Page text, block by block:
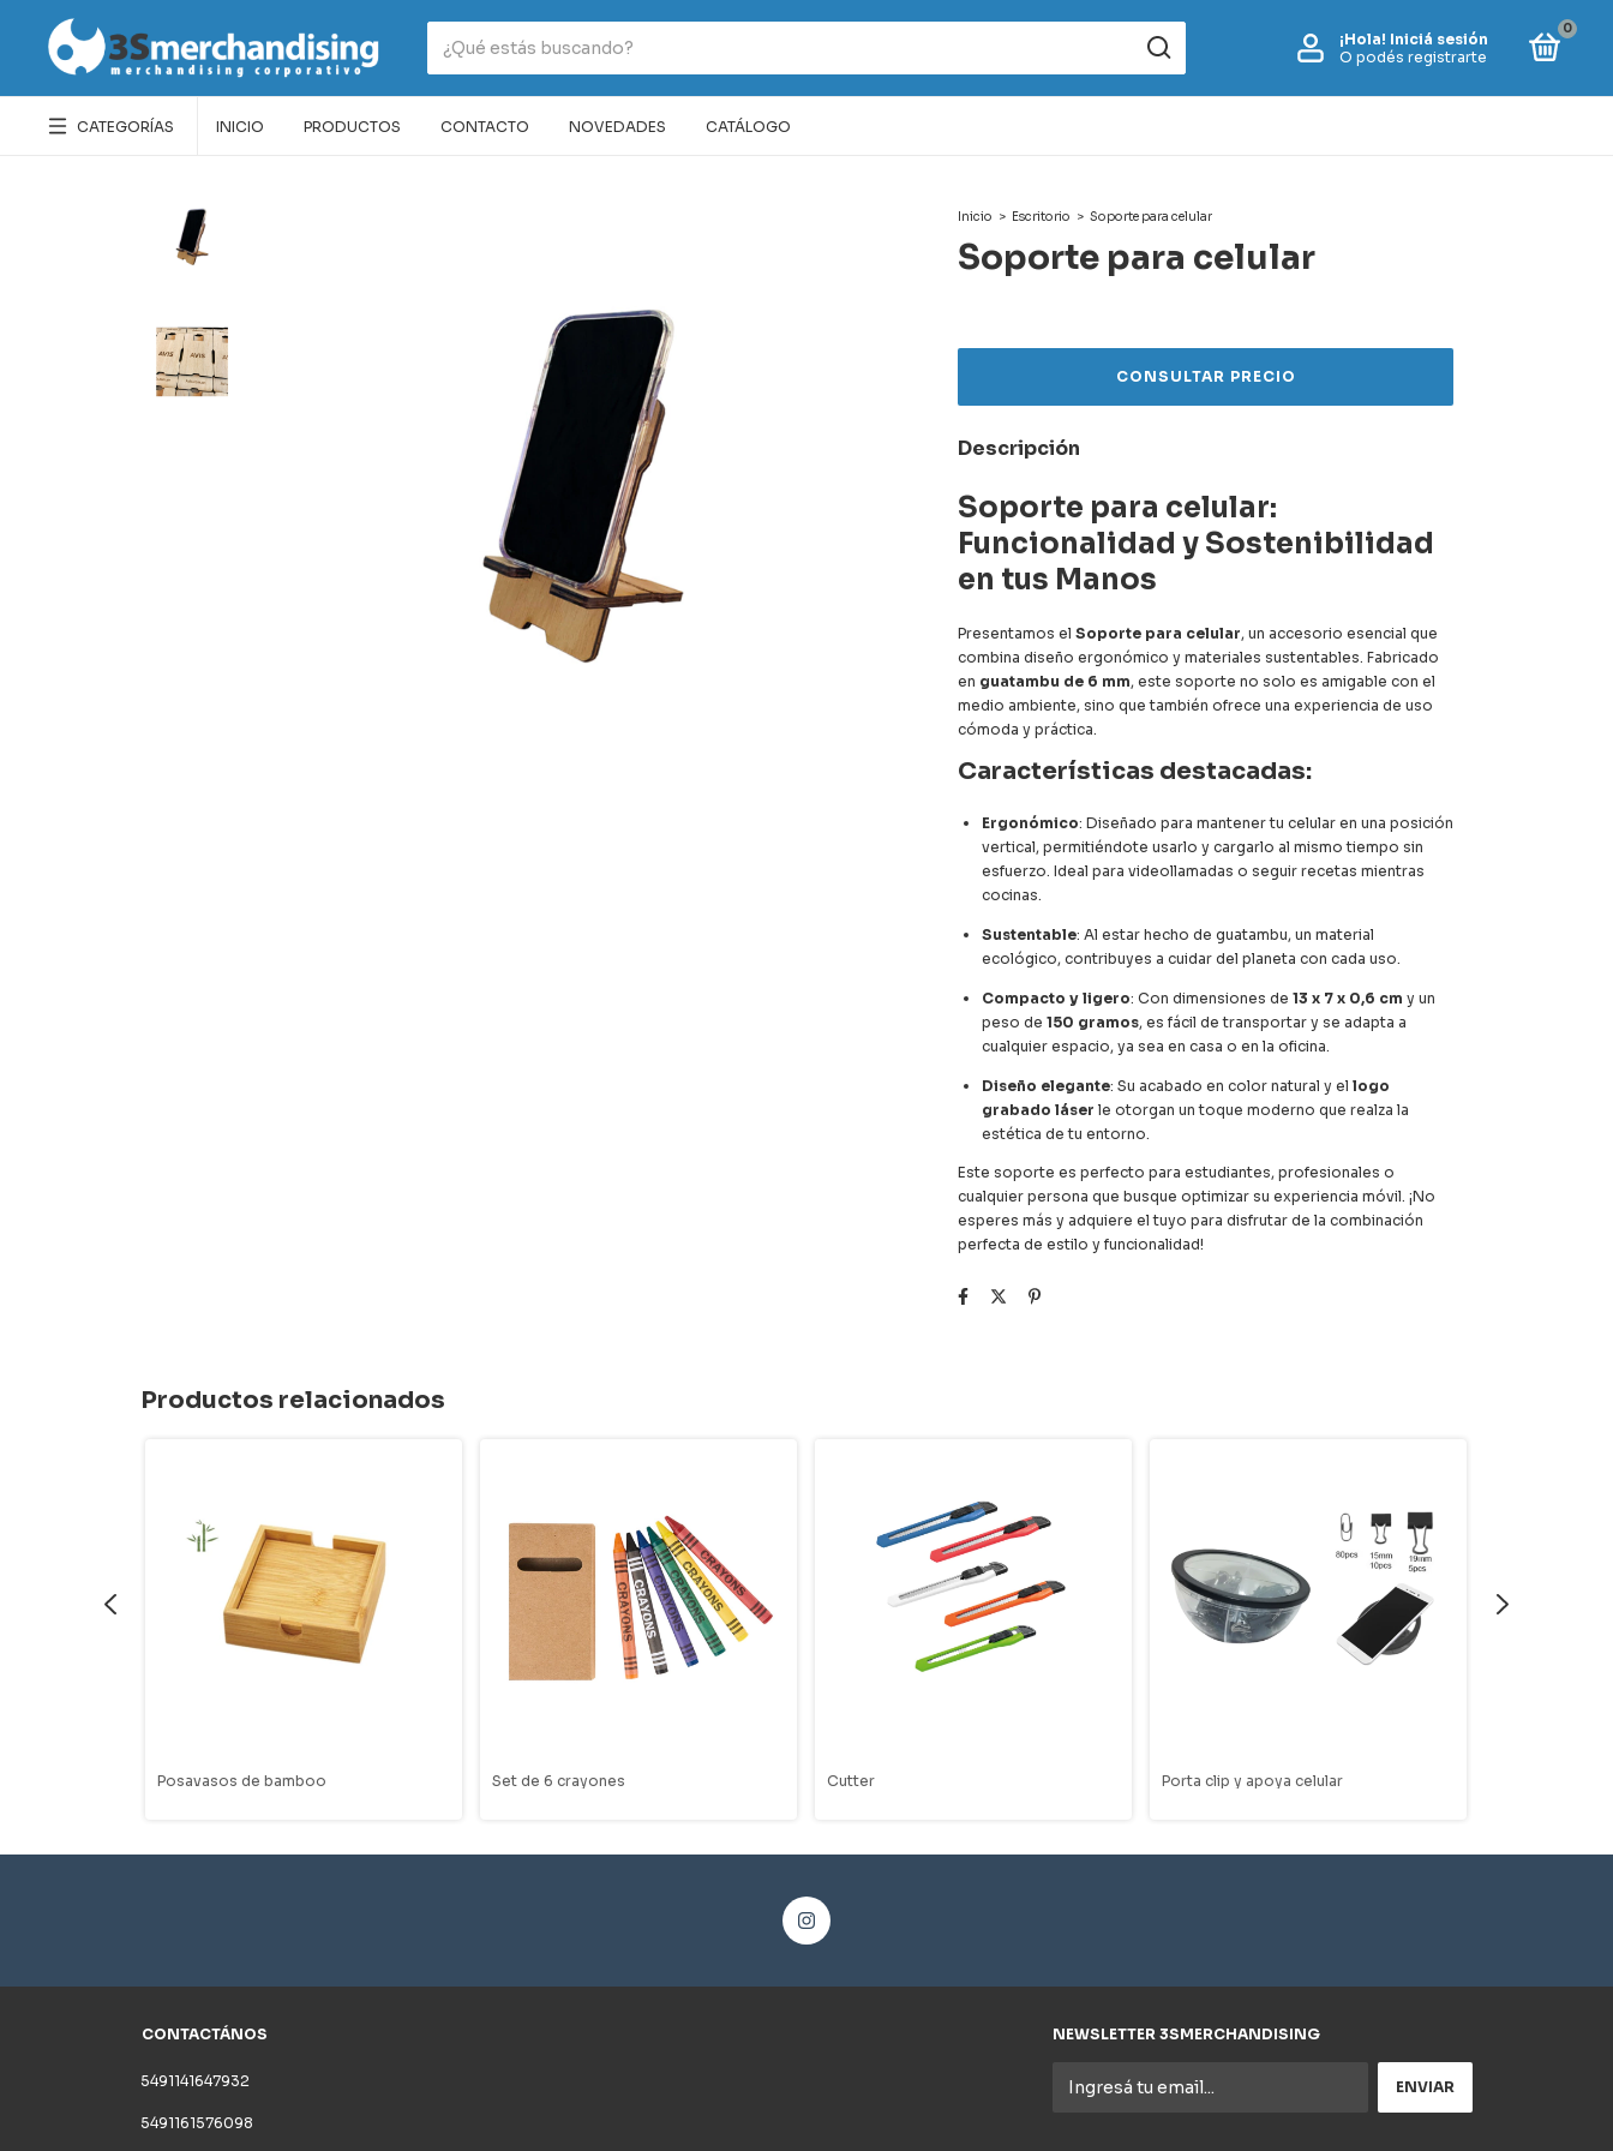
¡Hola! Iniciá sesión
O podés registrarte
0
CATEGORÍAS INICIO PRODUCTOS CONTACTO NOVEDADES CATÁLOGO
Inicio > Escritorio > Soporte para celular
Soporte para celular
Descripción
Soporte para celular:
Funcionalidad y Sostenibilidad
en tus Manos
Presentamos el Soporte para celular, un accesorio esencial que
combina diseño ergonómico y materiales sustentables. Fabricado
en guatambu de 6 mm, este soporte no solo es amigable con el
medio ambiente, sino que también ofrece una experiencia de uso
cómoda y práctica.
Características destacadas:
Ergonómico: Diseñado para mantener tu celular en una posición
vertical, permitiéndote usarlo y cargarlo al mismo tiempo sin
esfuerzo. Ideal para videollamadas o seguir recetas mientras
cocinas.
Sustentable: Al estar hecho de guatambu, un material
ecológico, contribuyes a cuidar del planeta con cada uso.
Compacto y ligero: Con dimensiones de 13 x 7 x 0,6 cm y un
peso de 150 gramos, es fácil de transportar y se adapta a
cualquier espacio, ya sea en casa o en la oficina.
Diseño elegante: Su acabado en color natural y el logo
grabado láser le otorgan un toque moderno que realza la
estética de tu entorno.
Este soporte es perfecto para estudiantes, profesionales o
cualquier persona que busque optimizar su experiencia móvil. ¡No
esperes más y adquiere el tuyo para disfrutar de la combinación
perfecta de estilo y funcionalidad!
Productos relacionados
Posavasos de bamboo Set de 6 crayones Cutter Porta clip y apoya celular
CONTACTÁNOS
5491141647932
5491161576098
NEWSLETTER 3SMERCHANDISING